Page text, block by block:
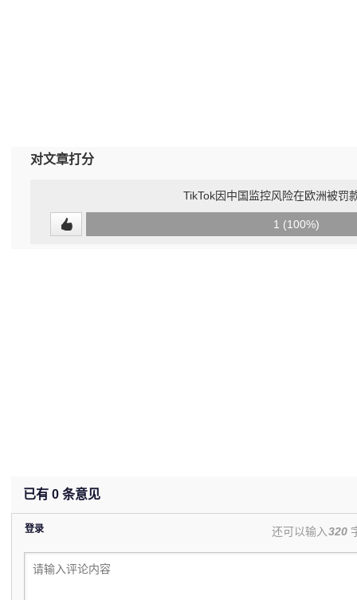
对文章打分
TikTok因中国监控风险在欧洲被罚
1 (100%)
已有 0 条意见
登录 还可以输入320